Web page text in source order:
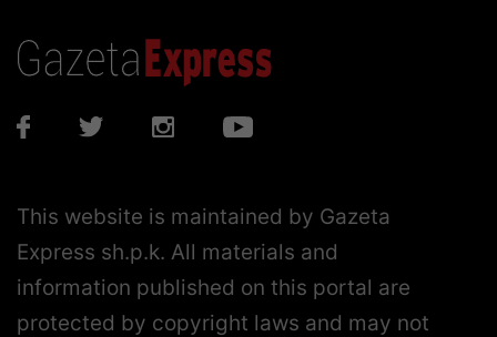
This website is maintained by Gazeta
Express sh.p.k. All materials and
information published on this portal are
protected by copyright laws and may not